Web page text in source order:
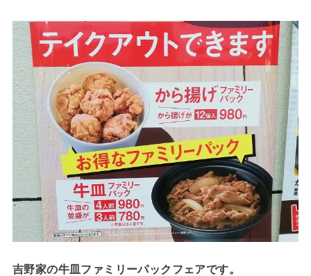
吉野家の牛皿ファミリーパックフェアです。